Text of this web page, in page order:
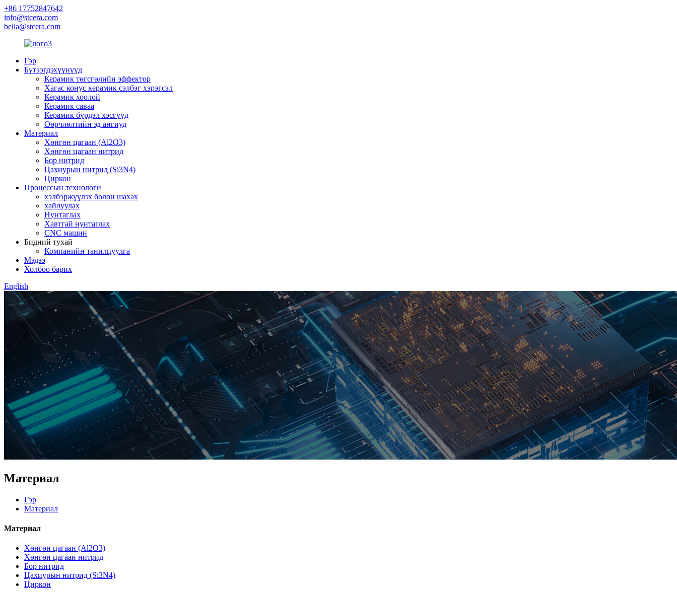
+86 17752847642
info@stcera.com
bella@stcera.com
Гэр
Бүтээгдэхүүнүүд
Керамик төгсгөлийн эффектор
Хагас конус керамик сэлбэг хэрэгсэл
Керамик хоолой
Керамик саваа
Керамик бүрдэл хэсгүүд
Өөрчлөлтийн эд ангиуд
Материал
Хөнгөн цагаан (Al2O3)
Хөнгөн цагаан нитрид
Бор нитрид
Цахиурын нитрид (Si3N4)
Циркон
Процессын технологи
хэлбэржүүлэх болон шахах
хайлуулах
Нунтаглах
Хавтгай нунтаглах
CNC машин
Бидний тухай
Компанийн танилцуулга
Мэдээ
Холбоо барих
English
Материал
Гэр
Материал
Материал
Хөнгөн цагаан (Al2O3)
Хөнгөн цагаан нитрид
Бор нитрид
Цахиурын нитрид (Si3N4)
Циркон